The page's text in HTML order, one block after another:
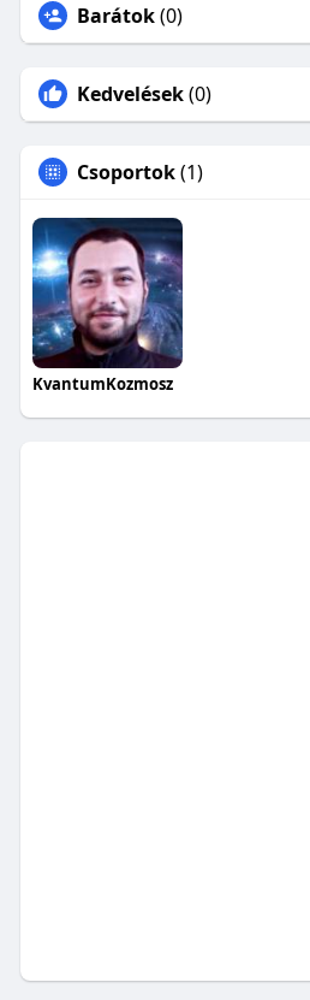
Barátok(0)
Kedvelések(0)
Csoportok(1)
KvantumKozmosz